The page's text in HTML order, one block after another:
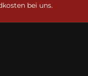
bei uns.